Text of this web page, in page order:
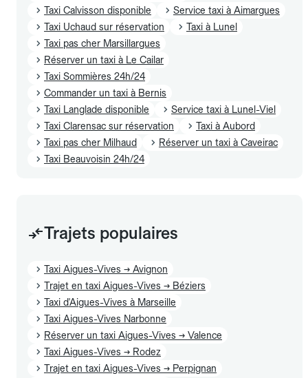
Taxi Calvisson disponible
Service taxi à Aimargues
Taxi Uchaud sur réservation
Taxi à Lunel
Taxi pas cher Marsillargues
Réserver un taxi à Le Cailar
Taxi Sommières 24h/24
Commander un taxi à Bernis
Taxi Langlade disponible
Service taxi à Lunel-Viel
Taxi Clarensac sur réservation
Taxi à Aubord
Taxi pas cher Milhaud
Réserver un taxi à Caveirac
Taxi Beauvoisin 24h/24
Trajets populaires
Taxi Aigues-Vives → Avignon
Trajet en taxi Aigues-Vives → Béziers
Taxi d'Aigues-Vives à Marseille
Taxi Aigues-Vives Narbonne
Réserver un taxi Aigues-Vives → Valence
Taxi Aigues-Vives → Rodez
Trajet en taxi Aigues-Vives → Perpignan